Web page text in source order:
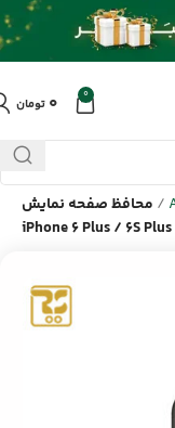
0 ۰ تومان
/لوازم جانبی گوشی
/ محافظ صفحه نمایش